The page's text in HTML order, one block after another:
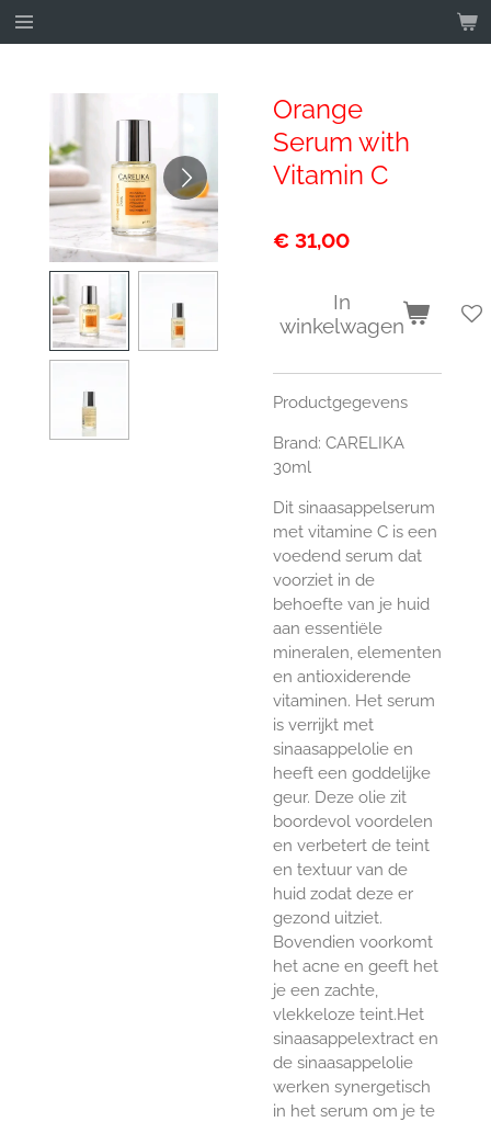
Ga
direct
Orange
Serum with
Vitamin C
€ 31,00
In
winkelwagen
Productgegevens
Brand: CARELIKA
30ml
Dit sinaasappelserum
met vitamine C is een
voedend serum dat
voorziet in de
behoefte van je huid
aan essentiële
mineralen, elementen
en antioxiderende
vitaminen. Het serum
is verrijkt met
sinaasappelolie en
heeft een goddelijke
geur. Deze olie zit
boordevol voordelen
en verbetert de teint
en textuur van de
huid zodat deze er
gezond uitziet.
Bovendien voorkomt
het acne en geeft het
je een zachte,
vlekkeloze teint.Het
sinaasappelextract en
de sinaasappelolie
werken synergetisch
in het serum om je te